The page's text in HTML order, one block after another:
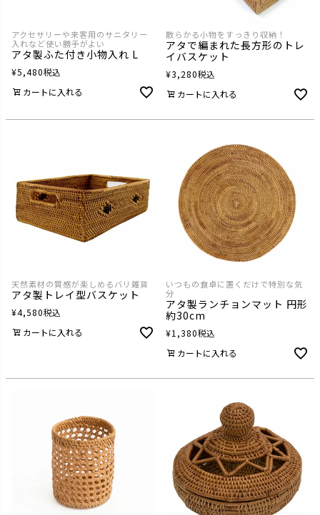
アクセサリーや来客用のサニタリー
入れなど使い勝手がよい
アタ製ふた付き小物入れ L
¥5,480税込
カートに入れる
散らかる小物をすっきり収納！
アタで編まれた長方形のトレ
イバスケット
¥3,280税込
カートに入れる
天然素材の質感が楽しめるバリ雑貨
アタ製トレイ型バスケット
¥4,580税込
カートに入れる
いつもの食卓に置くだけで特別な気
分
アタ製ランチョンマット 円形
約30cm
¥1,380税込
カートに入れる